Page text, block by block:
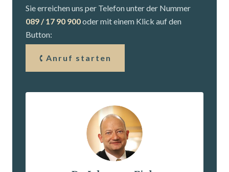
Sie erreichen uns per Telefon unter der Nummer
089 / 17 90 900oder mit einem Klick auf den
Button:
Anruf starten